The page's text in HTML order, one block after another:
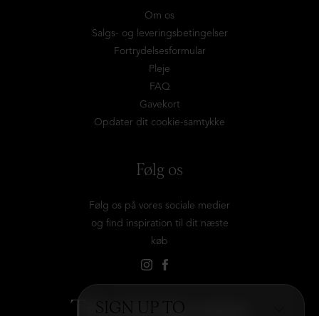
SIGN UP TO
Om os
Salgs- og leveringsbetingelser
Fortrydelsesformular
Pleje
FAQ
Gavekort
Opdater dit cookie-samtykke
Følg os
Følg os på vores sociale medier
og find inspiration til dit næste
køb
Tilmeld dig vores